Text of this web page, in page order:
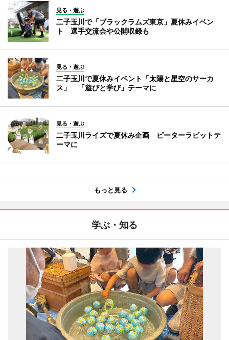
見る・遊ぶ
二子玉川で「ブラックラムズ東京」夏休みイベン
ト 選手交流会や公開収録も
見る・遊ぶ
二子玉川で夏休みイベント「太陽と星空のサーカ
ス」 「遊びと学び」テーマに
見る・遊ぶ
二子玉川ライズで夏休み企画 ピーターラビットテ
ーマに
もっと見る
学ぶ・知る